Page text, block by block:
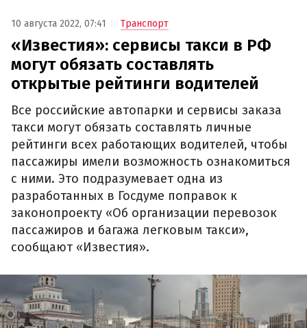
10 августа 2022, 07:41 Транспорт
«Известия»: сервисы такси в РФ
могут обязать составлять
открытые рейтинги водителей
Все российские автопарки и сервисы заказа
такси могут обязать составлять личные
рейтинги всех работающих водителей, чтобы
пассажиры имели возможность ознакомиться
с ними. Это подразумевает одна из
разработанных в Госдуме поправок к
законопроекту «Об организации перевозок
пассажиров и багажа легковым такси»,
сообщают «Известия».